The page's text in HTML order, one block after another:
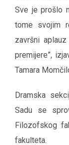
Sve je prošlo
tome svojim
završni
premijere”,
Tamara
Dramska
Sadu se
Filozofskog
fakulteta.